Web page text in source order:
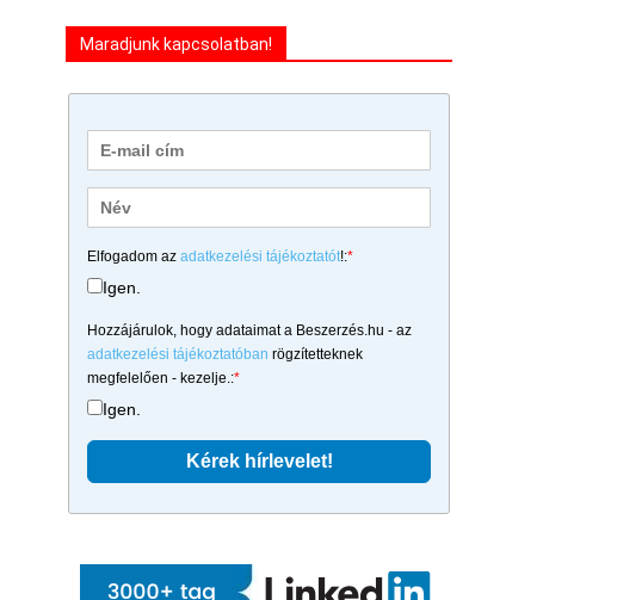
Maradjunk kapcsolatban!
Elfogadom az adatkezelési tájékoztatót!:*
Igen.
Hozzájárulok, hogy adataimat a Beszerzés.hu - az
adatkezelési tájékoztatóban rögzítetteknek
megfelelően - kezelje.:*
Igen.